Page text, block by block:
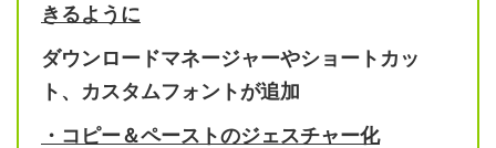
きるように
ダウンロードマネージャーやショートカッ
ト、カスタムフォントが追加
・コピー＆ペーストのジェスチャー化